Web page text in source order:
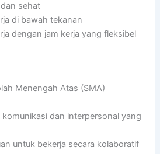
sehat
di bawah tekanan
dengan jam kerja yang fleksibel
Menengah Atas (SMA)
komunikasi dan interpersonal yang
untuk bekerja secara kolaboratif